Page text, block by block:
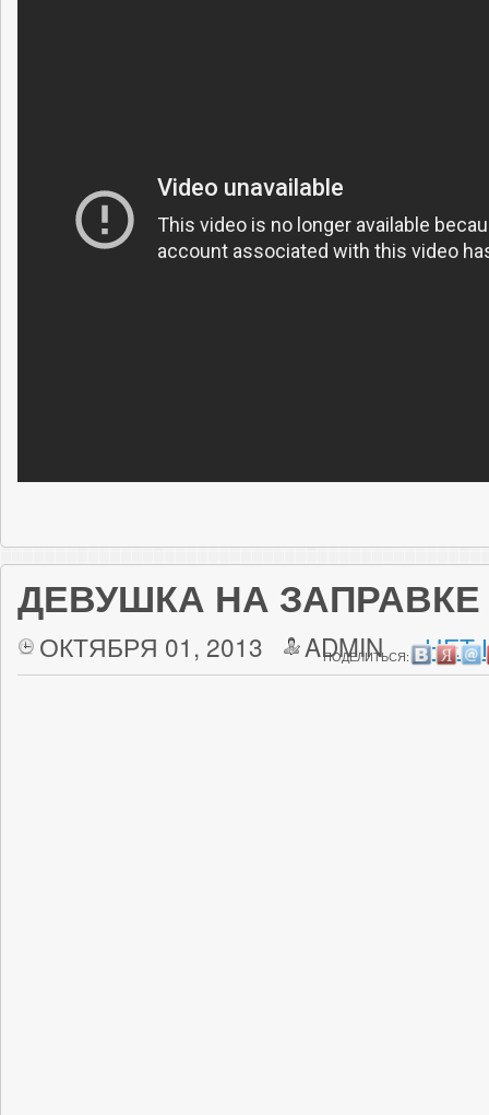
ДЕВУШКА НА ЗАПРАВКЕ
ОКТЯБРЯ 01, 2013 ADMIN НЕТ
ПОДЕЛИТЬСЯ: